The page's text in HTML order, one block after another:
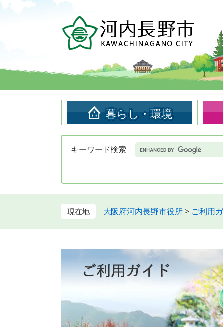
頭
す。
飛
し
暮らし・環境
キーワード検索 Google
カ
検
大阪府河内長野市役所> ご利用